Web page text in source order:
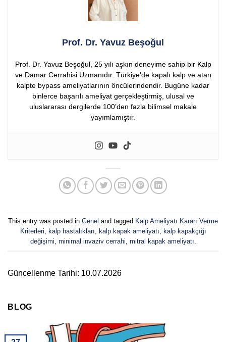
Prof. Dr. Yavuz Beşoğul
Prof. Dr. Yavuz Beşoğul, 25 yılı aşkın deneyime sahip bir Kalp
ve Damar Cerrahisi Uzmanıdır. Türkiye’de kapalı kalp ve atan
kalpte bypass ameliyatlarının öncülerindendir. Bugüne kadar
binlerce başarılı ameliyat gerçekleştirmiş, ulusal ve
uluslararası dergilerde 100’den fazla bilimsel makale
yayımlamıştır.
This entry was posted in Genel and tagged Kalp Ameliyatı Kararı Verme
Kriterleri, kalp hastalıkları, kalp kapak ameliyatı, kalp kapakçığı
değişimi, minimal invaziv cerrahi, mitral kapak ameliyatı.
Güncellenme Tarihi: 10.07.2026
BLOG